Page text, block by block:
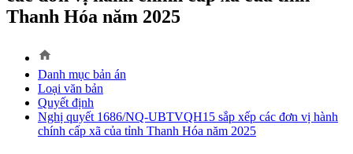
Thanh Hóa năm 2025
home
Danh mục bản án
Loại văn bản
Quyết định
Nghị quyết 1686/NQ-UBTVQH15 sắp xếp các đơn vị hành
chính cấp xã của tỉnh Thanh Hóa năm 2025